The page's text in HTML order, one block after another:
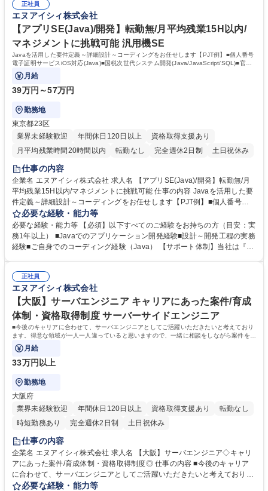
【魅力】運用や開発の経験から、市場価値の高いセキュリティ監査の上流
工程へ挑戦できます。 募集職種 【大阪】セキュリティエンジニア/システ
ム監査エンジニア/金融系システム
ャ、CompTIA Project+、クラウド関連 ・システム監査技術者、公認情報
システム監査人(CISA)、クラウド関連 学歴・資格 学歴：大学院 大学 高専
専修学校 語学力： 資格：
正社員
エヌアイシィ株式会社
【アプリSE(Java)/開発】転勤無/月平均残業15H以内/
マネジメントに挑戦可能 汎用機SE
Javaを活用した要件定義～詳細設計～コーディングをお任せします【PJT例】■個人番号
電子証明サービスiOS対応(Java)■国税次世代システム開発(Java/JavaScript/SQL)■官公
庁向け電子申請システム開発(Java/JSP)
月給
39万円～57万円
勤務地
東京都23区
業界未経験歓迎
年間休日120日以上
資格取得支援あり
月平均残業時間20時間以内
転勤なし 完全週休2日制 土日祝休み
仕事の内容
企業名 エヌアイシィ株式会社 求人名 【アプリSE(Java)/開発】転勤無/月
平均残業15H以内/マネジメントに挑戦可能 仕事の内容 Javaを活用した要
件定義～詳細設計～コーディングをお任せします【PJT例】■個人番号電
子証明サービスiOS対応(Java)■国税次世代システム開発(Java/JavaScript/
SQL)■官公庁向け電子申請システム開発(Java/JSP) 【キャリアパス】■ス
ペシャリスト：在籍から5年経過したメンバーには「フェローチーム」と
してマネジメント業務を行わず現場でスキルを磨けるキャリアパス ■マネ
管理経験、メンバーマネジメント経験を積むとPM・PLへのキャリアパス
もございます。※上記いずれかを選択可能です。 募集職種 【アプリSE(Ja
va)/開発】転勤無/月平均残業15H以内/マネジメントに挑戦可能
必要な経験・能力等
必要な経験・能力等 【必須】以下すべてのご経験をお持ちの方（目安：実
務1年以上） ■Javaでのアプリケーション開発経験■設計～開発工程の実務
経験■ご自身でのコーディング経験（Java） 【サポート体制】当社は『多
理やキャリアプランニングについて相談できる体制をとっております。
【資格取得制度】指定する資格を取得した方にお祝い金を最長3年間（毎
月）支給しております。 資格取得できた場合の受験料の全額負担有 学
歴・資格 学歴：大学院 大学 高専 短大 専修学校 高校 語学力： 資格：
正社員
エヌアイシィ株式会社
【大阪】サーバエンジニア キャリアにあった案件/育成
体制・資格取得制度 サーバーサイドエンジニア
■今後のキャリアに合わせて、サーバエンジニアとしてご活躍いただきたいと考えており
ます。得意な領域が一人一人違っていると思いますので、一緒に相談をしながら案件を決
めていければと思います。
月給
33万円以上
勤務地
大阪府
業界未経験歓迎
年間休日120日以上 資格取得支援あり
転勤なし
時短勤務あり
完全週休2日制 土日祝休み
仕事の内容
企業名 エヌアイシィ株式会社 求人名 【大阪】サーバエンジニア◇キャリ
アにあった案件/育成体制・資格取得制度◎ 仕事の内容 ■今後のキャリア
に合わせて、サーバエンジニアとしてご活躍いただきたいと考えておりま
す。得意な領域が一人一人違っていると思いますので、一緒に相談をしな
必要な経験・能力等